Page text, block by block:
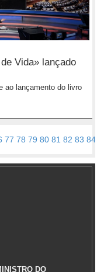
Vida» lançado
ao lançamento do livro
77 78 79 80 81 82 83 84
DO